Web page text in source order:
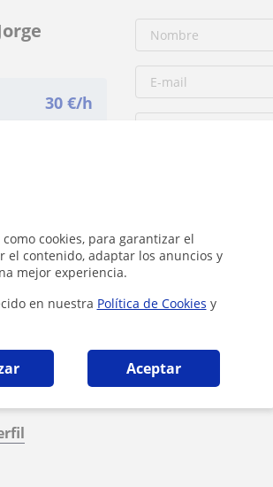
cookies, para garantizar el
contenido, adaptar los anuncios y
mejor experiencia.
en nuestra Política de Cookies y
Aceptar
30 €/h
Al hacer clic, aceptas